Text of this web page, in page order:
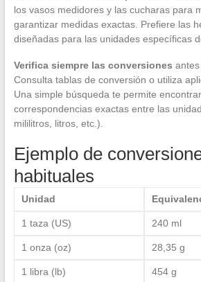
los vasos medidores y las cucharas para
garantizar medidas exactas. Prefiere las
diseñadas para las unidades específicas
Verifica siempre las conversiones
Consulta tablas de conversión o utiliza
Una simple búsqueda te permite
correspondencias exactas entre las
mililitros, litros, etc.).
Ejemplo de
habituales
Unidad
1 taza (US) 240 ml
1 onza (oz) 28,35 g
1 libra (lb) 454 g